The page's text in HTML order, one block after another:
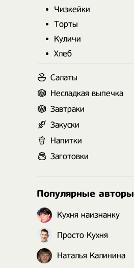
Чизкейки
Торты
Куличи
Хлеб
Салаты
Несладкая выпечка
Завтраки
Закуски
Напитки
Заготовки
Популярные авторы
Кухня наизнанку
Просто Кухня
Наталья Калинина